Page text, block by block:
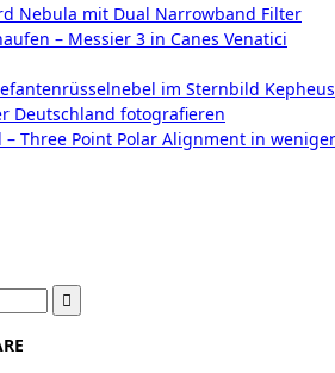
Nebula mit Dual Narrowband Filter
– Messier 3 in Canes Venatici
im Sternbild Kepheus
Deutschland fotografieren
– Three Point Polar Alignment in